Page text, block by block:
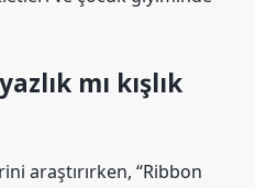
mı kışlık
araştırırken, “Ribbon